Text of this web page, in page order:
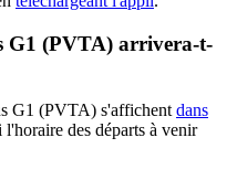
G1 (PVTA) arrivera-t-
G1 (PVTA) s'affichent dans
des départs à venir